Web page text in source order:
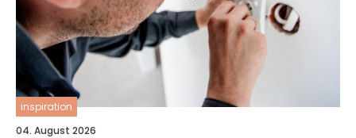
inspiration
04. August 2026